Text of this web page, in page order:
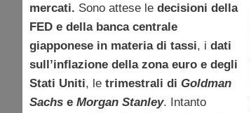
mercati. Sono attese le decisioni della
FED e della banca centrale
giapponese in materia di tassi, i dati
sull’inflazione della zona euro e degli
Stati Uniti, le trimestrali di Goldman
Sachs e Morgan Stanley. Intanto